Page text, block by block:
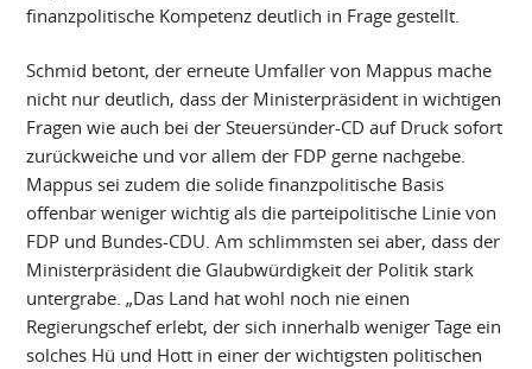
finanzpolitische Kompetenz deutlich in Frage gestellt.
Schmid betont, der erneute Umfaller von Mappus mache
nicht nur deutlich, dass der Ministerpräsident in wichtigen
Fragen wie auch bei der Steuersünder-CD auf Druck sofort
zurückweiche und vor allem der FDP gerne nachgebe.
Mappus sei zudem die solide finanzpolitische Basis
offenbar weniger wichtig als die parteipolitische Linie von
FDP und Bundes-CDU. Am schlimmsten sei aber, dass der
Ministerpräsident die Glaubwürdigkeit der Politik stark
untergrabe. „Das Land hat wohl noch nie einen
Regierungschef erlebt, der sich innerhalb weniger Tage ein
solches Hü und Hott in einer der wichtigsten politischen